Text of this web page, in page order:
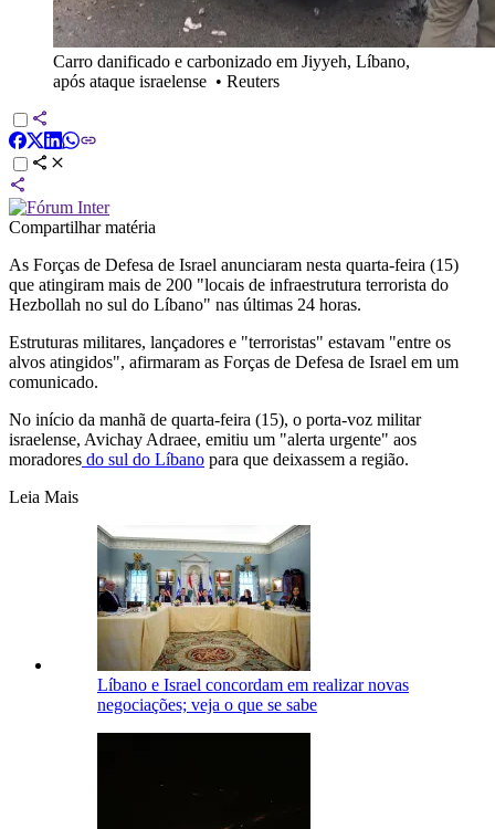
Carro danificado e carbonizado em Jiyyeh, Líbano,
após ataque israelense • Reuters
Compartilhar matéria
As Forças de Defesa de Israel anunciaram nesta quarta-feira (15)
que atingiram mais de 200 "locais de infraestrutura terrorista do
Hezbollah no sul do Líbano" nas últimas 24 horas.
Estruturas militares, lançadores e "terroristas" estavam "entre os
alvos atingidos", afirmaram as Forças de Defesa de Israel em um
comunicado.
No início da manhã de quarta-feira (15), o porta-voz militar
israelense, Avichay Adraee, emitiu um "alerta urgente" aos
moradores do sul do Líbano para que deixassem a região.
Leia Mais
Líbano e Israel concordam em realizar novas
negociações; veja o que se sabe